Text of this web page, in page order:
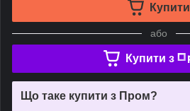
Купити
або
Купити з
Що таке купити з Пром?